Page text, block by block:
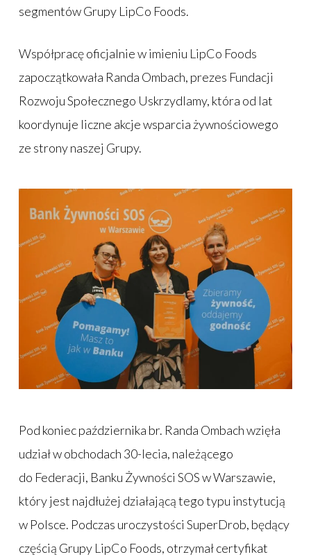
segmentów Grupy LipCo Foods.
Współpracę oficjalnie w imieniu LipCo Foods
zapoczątkowała Randa Ombach, prezes Fundacji
Rozwoju Społecznego Uskrzydlamy, która od lat
koordynuje liczne akcje wsparcia żywnościowego
ze strony naszej Grupy.
Pod koniec października br. Randa Ombach wzięła
udział w obchodach 30-lecia, należącego
do Federacji, Banku Żywności SOS w Warszawie,
który jest najdłużej działającą tego typu instytucją
w Polsce. Podczas uroczystości SuperDrob, będący
częścią Grupy LipCo Foods, otrzymał certyfikat